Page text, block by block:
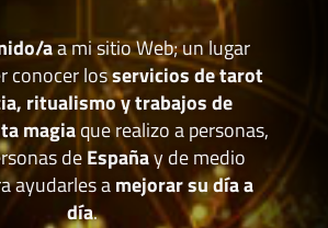
aa mi sitio Web; un lugar
conocer losservicios de tarot
ritualismo y trabajos de
magiaque realizo a personas,
deEspañay de medio
ayudarles amejorar su día a
día.